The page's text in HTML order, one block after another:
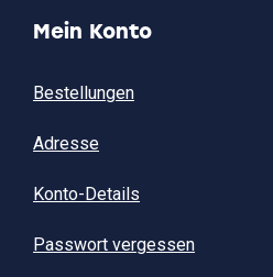
Mein Konto
Bestellungen
Adresse
Konto-Details
Passwort vergessen